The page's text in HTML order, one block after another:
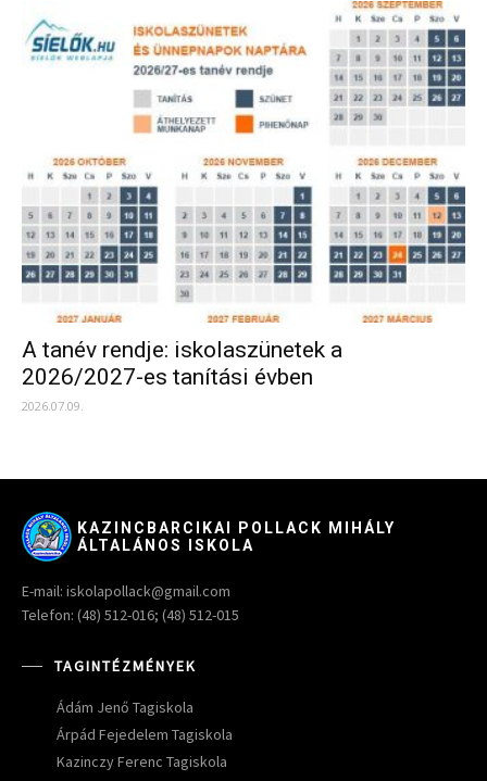
A tanév rendje: iskolaszünetek a
2026/2027-es tanítási évben
2026.07.09.
KAZINCBARCIKAI POLLACK MIHÁLY
ÁLTALÁNOS ISKOLA
E-mail: iskolapollack@gmail.com
Telefon: (48) 512-016; (48) 512-015
TAGINTÉZMÉNYEK
Ádám Jenő Tagiskola
Árpád Fejedelem Tagiskola
Kazinczy Ferenc Tagiskola